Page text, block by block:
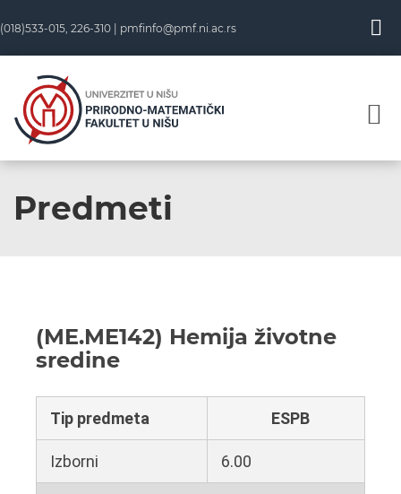
(018)533-015, 226-310 | pmfinfo@pmf.ni.ac.rs
Predmeti
(ME.ME142) Hemija životne
sredine
Tip predmeta ESPB
Izborni 6.00